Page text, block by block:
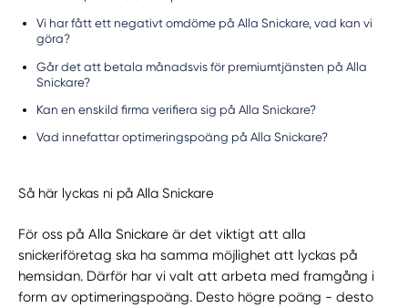
Vi har fått ett negativt omdöme på Alla Snickare, vad kan vi
göra?
Går det att betala månadsvis för premiumtjänsten på Alla
Snickare?
Kan en enskild firma verifiera sig på Alla Snickare?
Vad innefattar optimeringspoäng på Alla Snickare?
Så här lyckas ni på Alla Snickare
För oss på Alla Snickare är det viktigt att alla
snickeriföretag ska ha samma möjlighet att lyckas på
hemsidan. Därför har vi valt att arbeta med framgång i
form av optimeringspoäng. Desto högre poäng - desto